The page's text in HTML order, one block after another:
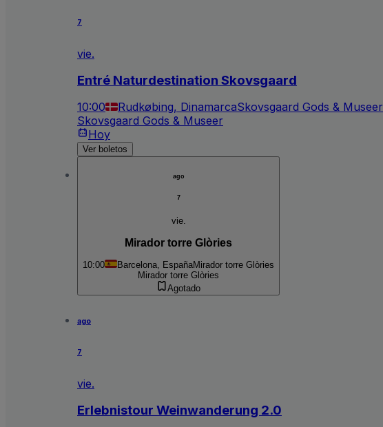
7
vie.
Entré Naturdestination Skovsgaard
10:00 Rudkøbing, DinamarcaSkovsgaard Gods & Museer
Skovsgaard Gods & Museer
Hoy
Ver boletos
ago
7
vie.
Mirador torre Glòries
10:00 Barcelona, EspañaMirador torre Glòries
Mirador torre Glòries
Agotado
ago
7
vie.
Erlebnistour Weinwanderung 2.0